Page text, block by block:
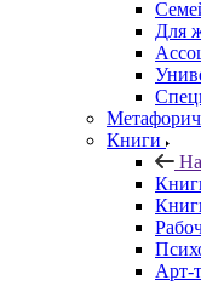
Для
Книги
Арт-